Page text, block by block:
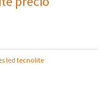
led tecnolite